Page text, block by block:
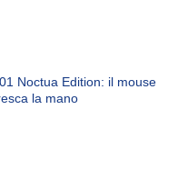
Noctua Edition: il mouse
la mano